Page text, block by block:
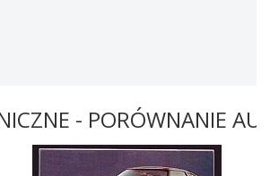
- PORÓWNANIE